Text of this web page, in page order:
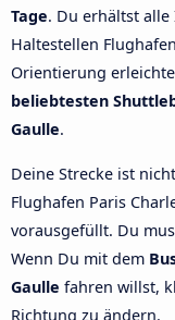
Tage. Du erhältst
Haltestellen
Orientierung
beliebtesten
Gaulle.
Deine Strecke ist
Flughafen Paris
vorausgefüllt. Du
Wenn Du mit dem
Gaulle fahren willst,
Richtung zu ändern.